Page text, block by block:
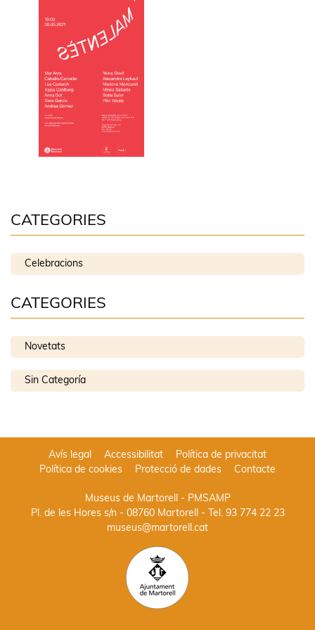
CATEGORIES
Celebracions
CATEGORIES
Novetats
Sin Categoría
Avís legal Accessibilitat
Política de privacitat
Política de cookies
Protecció de dades Contacte
Museus de Martorell - PMSAMP
Pl. de les Hores s/n - 08760 Martorell- Tel. 93 774 22 23
museus@martorell.cat